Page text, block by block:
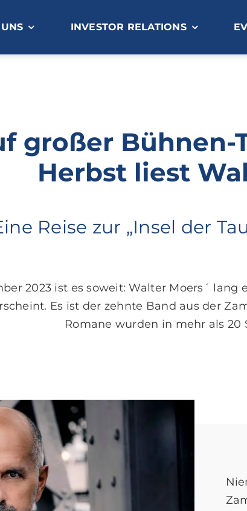
INVESTOR RELATIONS
großer Bühnen-
Herbst liest
Reise zur „Insel der
2023 ist es soweit: Walter Moers´ lang
Es ist der zehnte Band aus der
Romane wurden in mehr als 20